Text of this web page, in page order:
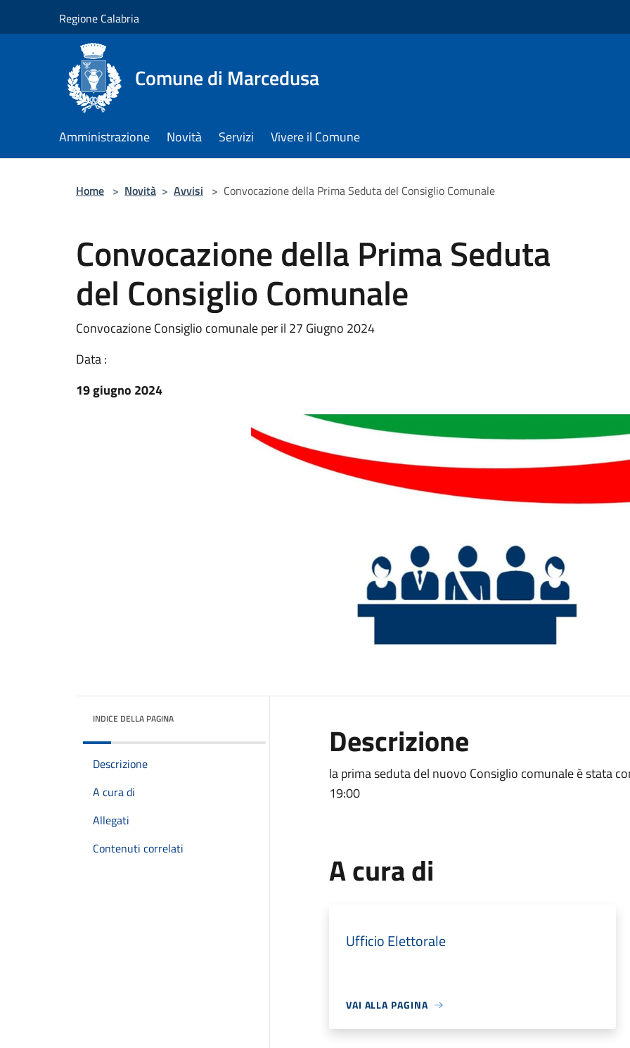
Regione Calabria
Comune di Marcedusa
Amministrazione Novità Servizi Vivere il Comune
Home > Novità > Avvisi > Convocazione della Prima Seduta del Consiglio Comunale
Convocazione della Prima Seduta
del Consiglio Comunale
Convocazione Consiglio comunale per il 27 Giugno 2024
Data :
19 giugno 2024
INDICE DELLA PAGINA
Descrizione
A cura di
Allegati
Contenuti correlati
Descrizione
la prima seduta del nuovo Consiglio comunale è stata
19:00
A cura di
Ufficio Elettorale
VAI ALLA PAGINA